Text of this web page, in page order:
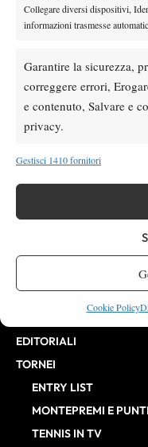
Collegare diversi dispositivi,
informazioni trasmesse
Garantire la sicurezza,
correggere errori,
e contenuto, Salvare e
privacy.
Gestisci 1410 fornitori
Cookie Policy
Testata giornalistica
Editore:VIBES MEDIA
Direttore Responsabile:
HOME
ENTRY LIST
NEWS
BILLIE JEAN KING
ATP FINALS
EDITORIALI
TORNEI
ENTRY LIST
MONTEPREMI E PUNTI
TENNIS IN TV